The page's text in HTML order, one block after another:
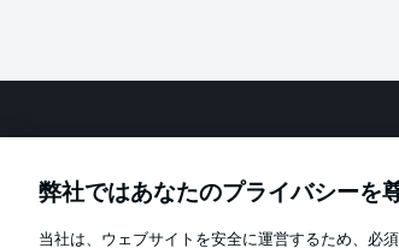
Football as it's meant to be
弊社ではあなたのプライバシーを
当社は、ウェブサイトを安全に運営するため、必